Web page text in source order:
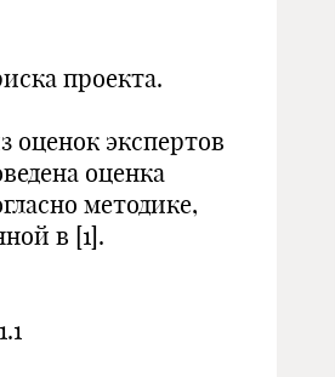
проекта.
оценок экспертов
оценка
методике,
в [1].